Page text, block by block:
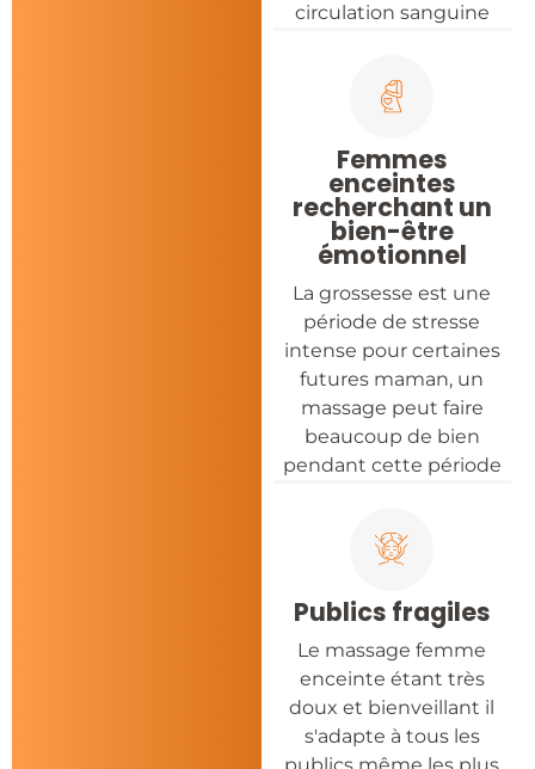
circulation sanguine
Femmes
enceintes
recherchant un
bien-être
émotionnel
La grossesse est une
période de stresse
intense pour certaines
futures maman, un
massage peut faire
beaucoup de bien
pendant cette période
Publics fragiles
Le massage femme
enceinte étant très
doux et bienveillant il
s'adapte à tous les